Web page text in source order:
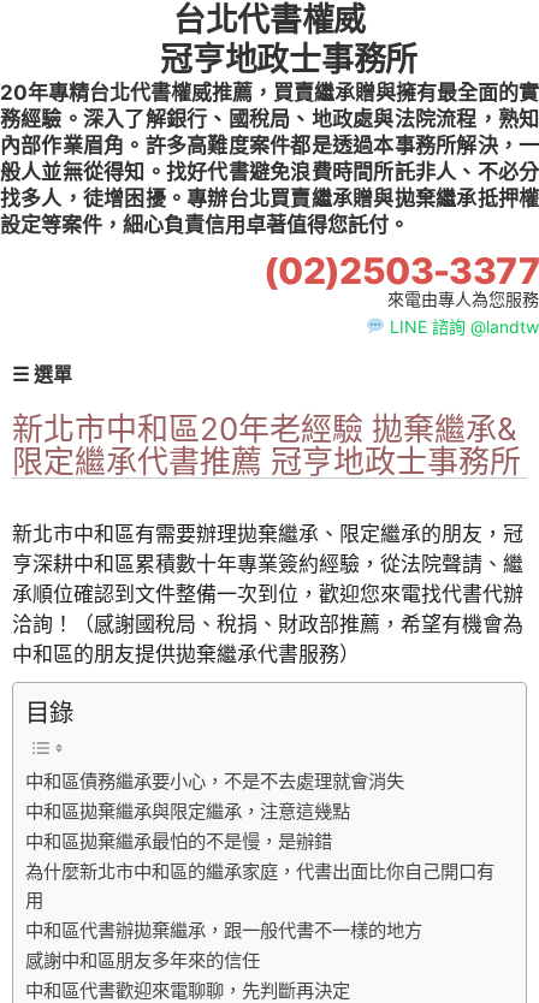
台北代書權威
冠亨地政士事務所
20年專精台北代書權威推薦，買賣繼承贈與擁有最全面的實
務經驗。深入了解銀行、國稅局、地政處與法院流程，熟知
內部作業眉角。許多高難度案件都是透過本事務所解決，一
般人並無從得知。找好代書避免浪費時間所託非人、不必分
找多人，徒增困擾。專辦台北買賣繼承贈與拋棄繼承抵押權
設定等案件，細心負責信用卓著值得您託付。
(02)2503-3377
來電由專人為您服務
LINE 諮詢 @landtw
☰ 選單
新北市中和區20年老經驗 拋棄繼承&
限定繼承代書推薦 冠亨地政士事務所
新北市中和區有需要辦理拋棄繼承、限定繼承的朋友，冠
亨深耕中和區累積數十年專業簽約經驗，從法院聲請、繼
承順位確認到文件整備一次到位，歡迎您來電找代書代辦
洽詢！（感謝國稅局、稅捐、財政部推薦，希望有機會為
中和區的朋友提供拋棄繼承代書服務）
目錄
中和區債務繼承要小心，不是不去處理就會消失
中和區拋棄繼承與限定繼承，注意這幾點
中和區拋棄繼承最怕的不是慢，是辦錯
為什麼新北市中和區的繼承家庭，代書出面比你自己開口有
用
中和區代書辦拋棄繼承，跟一般代書不一樣的地方
感謝中和區朋友多年來的信任
中和區代書歡迎來電聊聊，先判斷再決定